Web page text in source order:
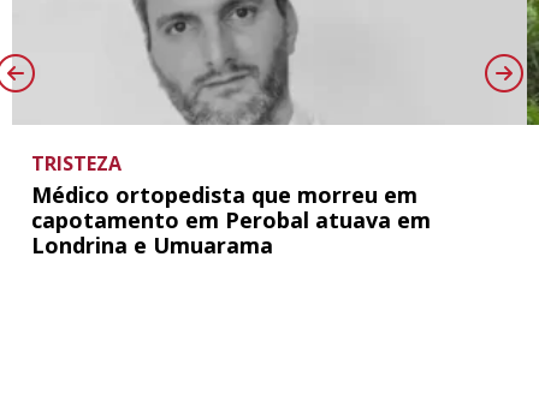
TRISTEZA
Médico ortopedista que morreu em
capotamento em Perobal atuava em
Londrina e Umuarama